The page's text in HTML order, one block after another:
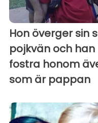
Hon överger sin
pojkvän och
fostra honom
som är pappan